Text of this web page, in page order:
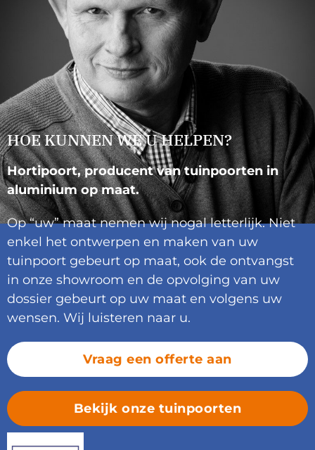
HOE KUNNEN WE U HELPEN?
Hortipoort, producent van tuinpoorten in
aluminium op maat.
Op “uw” maat nemen wij nogal letterlijk. Niet
enkel het ontwerpen en maken van uw
tuinpoort gebeurt op maat, ook de ontvangst
in onze showroom en de opvolging van uw
dossier gebeurt op uw maat en volgens uw
wensen. Wij luisteren naar u.
Vraag een offerte aan
Bekijk onze tuinpoorten